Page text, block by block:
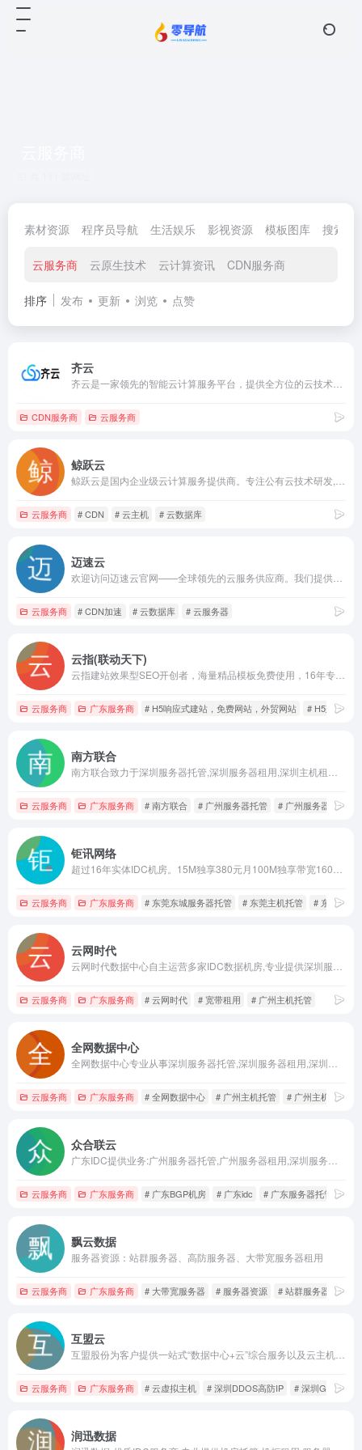
素材资源 程序员导航 生活娱乐 影视资源 模板图库 搜索查
云服务商 云原生技术 云计算资讯 CDN服务商
排序 发布 更新 浏览 点赞
齐云
CDN服务商 云服务商
鲸跃云
云服务商 # CDN # 云主机 # 云数据库
迈速云
云服务商 # CDN加速 # 云数据库 # 云服务器
云指(联动天下)
云服务商 广东服务商 # H5响应式建站，免费网站，外贸网站 # H5建站
南方联合
云服务商 广东服务商 # 南方联合 # 广州服务器托管 # 广州服务器租用
钜讯网络
云服务商 广东服务商 # 东莞东城服务器托管 # 东莞主机托管 # 东莞服务
云网时代
云服务商 广东服务商 # 云网时代 # 宽带租用 # 广州主机托管
全网数据中心
云服务商 广东服务商 # 全网数据中心 # 广州主机托管 # 广州主机租用
众合联云
云服务商 广东服务商 # 广东BGP机房 # 广东idc # 广东服务器托管
飘云数据
服务器资源：站群服务器、高防服务器、大带宽服务器租用
云服务商 广东服务商 # 大带宽服务器 # 服务器资源 # 站群服务器
互盟云
云服务商 广东服务商 # 云虚拟主机 # 深圳DDOS高防IP # 深圳GPU服务
润迅数据